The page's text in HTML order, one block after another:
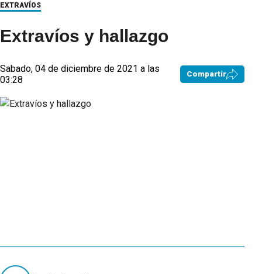
EXTRAVÍOS
Extravíos y hallazgo
Sabado, 04 de diciembre de 2021 a las
03:28
Compartir